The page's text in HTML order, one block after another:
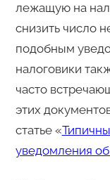
лежащую на
снизить число
подобным
налоговики
часто
этих
статье «
уведомления